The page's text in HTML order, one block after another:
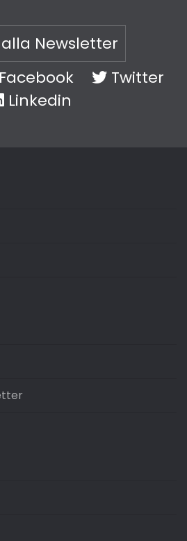
Newsletter
Twitter
Linkedin